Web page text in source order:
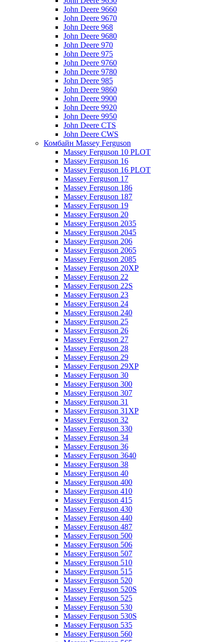
John Deere 9660
John Deere 9670
John Deere 968
John Deere 9680
John Deere 970
John Deere 975
John Deere 9760
John Deere 9780
John Deere 985
John Deere 9860
John Deere 9900
John Deere 9920
John Deere 9950
John Deere CTS
John Deere CWS
Комбайн Massey Ferguson
Massey Ferguson 10 PLOT
Massey Ferguson 16
Massey Ferguson 16 PLOT
Massey Ferguson 17
Massey Ferguson 186
Massey Ferguson 187
Massey Ferguson 19
Massey Ferguson 20
Massey Ferguson 2035
Massey Ferguson 2045
Massey Ferguson 206
Massey Ferguson 2065
Massey Ferguson 2085
Massey Ferguson 20XP
Massey Ferguson 22
Massey Ferguson 22S
Massey Ferguson 23
Massey Ferguson 24
Massey Ferguson 240
Massey Ferguson 25
Massey Ferguson 26
Massey Ferguson 27
Massey Ferguson 28
Massey Ferguson 29
Massey Ferguson 29XP
Massey Ferguson 30
Massey Ferguson 300
Massey Ferguson 307
Massey Ferguson 31
Massey Ferguson 31XP
Massey Ferguson 32
Massey Ferguson 330
Massey Ferguson 34
Massey Ferguson 36
Massey Ferguson 3640
Massey Ferguson 38
Massey Ferguson 40
Massey Ferguson 400
Massey Ferguson 410
Massey Ferguson 415
Massey Ferguson 430
Massey Ferguson 440
Massey Ferguson 487
Massey Ferguson 500
Massey Ferguson 506
Massey Ferguson 507
Massey Ferguson 510
Massey Ferguson 515
Massey Ferguson 520
Massey Ferguson 520S
Massey Ferguson 525
Massey Ferguson 530
Massey Ferguson 530S
Massey Ferguson 535
Massey Ferguson 560